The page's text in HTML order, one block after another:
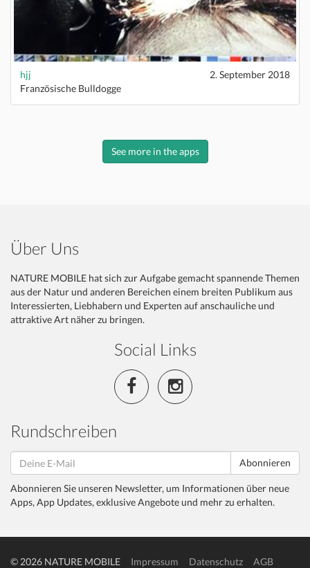
hjj
2. September 2018
Französische Bulldogge
See more in the apps
Über Uns
NATURE MOBILE hat sich zur Aufgabe gemacht spannende Themen
aus der Natur und anderen Bereichen einem breiten Publikum aus
Interessierten, Liebhabern und Experten auf anschauliche und
attraktive Art näher zu bringen.
Social Links
Rundschreiben
Abonnieren
Abonnieren Sie unseren Newsletter, um Informationen über neue
Apps, App Updates, exklusive Angebote und mehr zu erhalten.
© 2026 NATURE MOBILE Impressum Datenschutz AGB